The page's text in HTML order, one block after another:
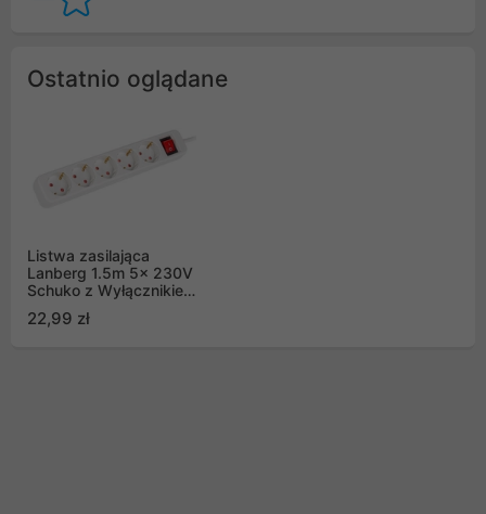
Ostatnio oglądane
Listwa zasilająca
Lanberg 1.5m 5x 230V
Schuko z Wyłącznikiem
Biała
22,99 zł